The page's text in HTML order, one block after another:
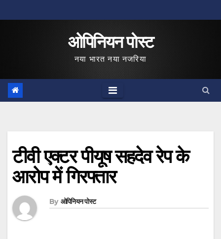
to
ओपिनियन पोस्ट
नया भारत नया नजरिया
टीवी एक्टर पीयूष सहदेव रेप के
आरोप में गिरफ्तार
By ओपिनियन पोस्ट